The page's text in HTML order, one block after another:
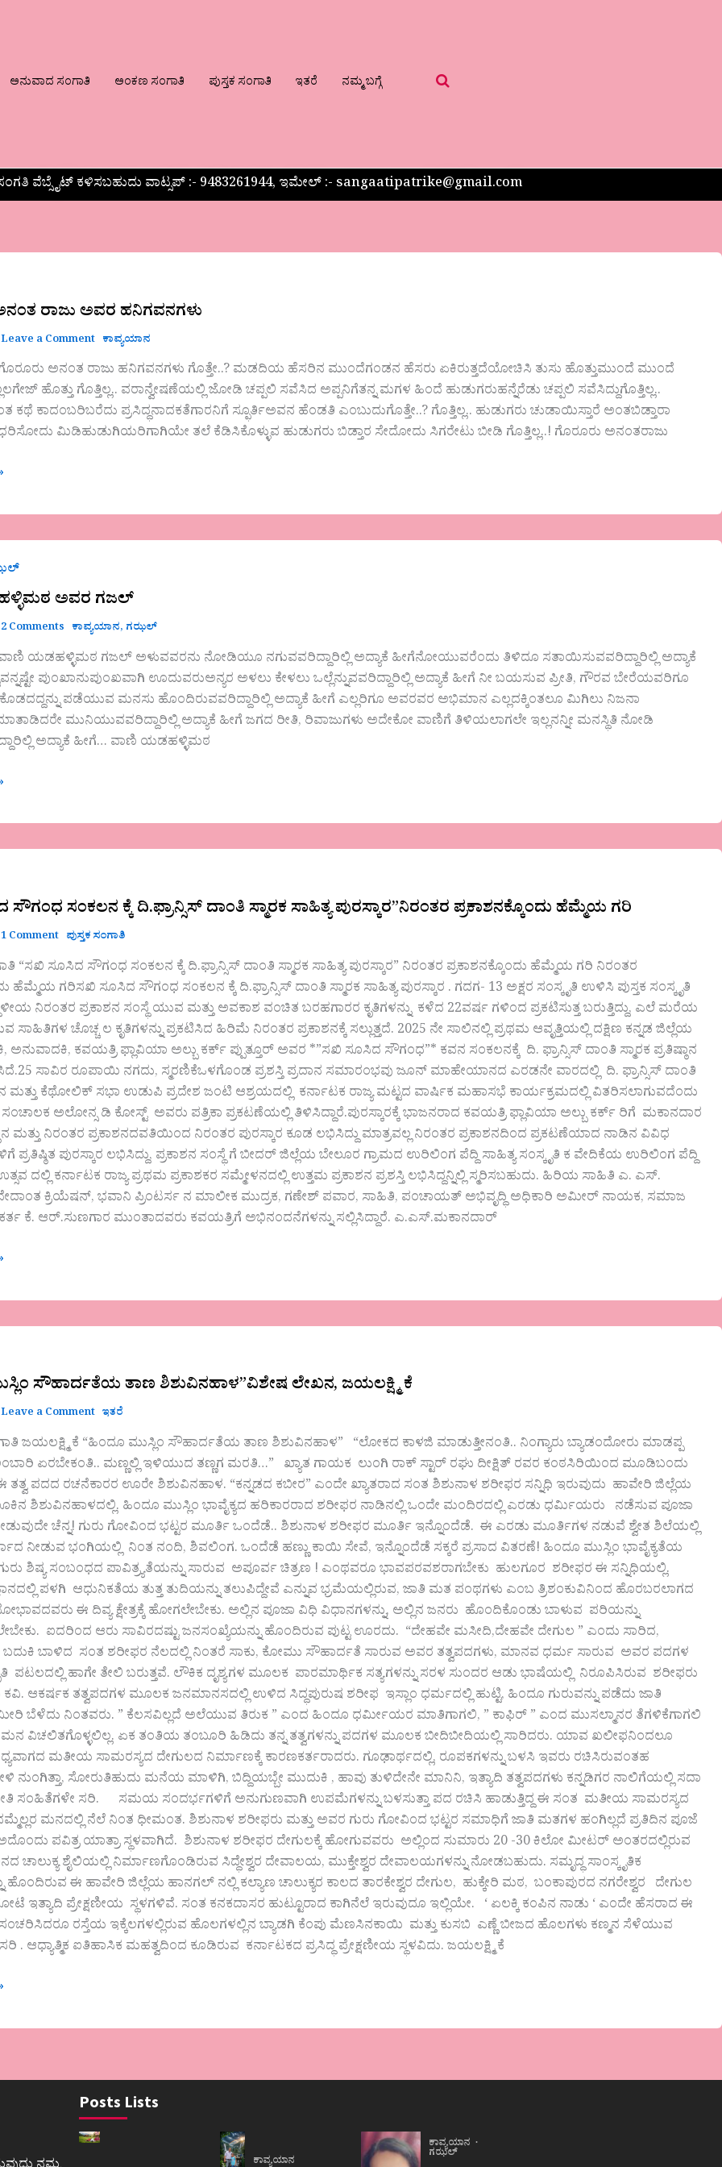
ಅನುವಾದ ಸಂಗಾತಿ ಅಂಕಣ ಸಂಗಾತಿ ಪುಸ್ತಕ ಸಂಗಾತಿ ಇತರೆ ನಮ್ಮ ಬಗ್ಗೆ
ವೆಬ್ಸೈಟ್ ಕಳಿಸಬಹುದು ವಾಟ್ಸಪ್‌ :- 9483261944, ಇಮೇಲ್ :- sangaatipatrike@gmail.com
ರಾಜು ಅವರ ಹನಿಗವನಗಳು
Leave a Comment ಕಾವ್ಯಯಾನ
ಗೊರೂರು ಅನಂತ ರಾಜು ಹನಿಗವನಗಳು ಗೊತ್ತೇ..? ಮಡದಿಯ ಹೆಸರಿನ ಮುಂದೆಗಂಡನ ಹೆಸರು ಏಕಿರುತ್ತದೆಯೋಚಿಸಿ ತುಸು ಹೊತ್ತುಮುಂದೆ ಮುಂದೆ
ಹೊತ್ತು ಗೊತ್ತಿಲ್ಲ.. ವರಾನ್ವೇಷಣೆಯಲ್ಲಿ ಜೋಡಿ ಚಪ್ಪಲಿ ಸವೆಸಿದ ಅಪ್ಪನಿಗೆತನ್ನ ಮಗಳ ಹಿಂದೆ ಹುಡುಗರುಹನ್ನೆರೆಡು ಚಪ್ಪಲಿ ಸವೆಸಿದ್ದುಗೊತ್ತಿಲ್ಲ..
ಕಥೆ ಕಾದಂಬರಿಬರೆದು ಪ್ರಸಿದ್ಧನಾದಕತೆಗಾರನಿಗೆ ಸ್ಫೂರ್ತಿಅವನ ಹೆಂಡತಿ ಎಂಬುದುಗೊತ್ತೇ..? ಗೊತ್ತಿಲ್ಲ.. ಹುಡುಗರು ಚುಡಾಯಿಸ್ತಾರೆ ಅಂತಬಿಡ್ತಾರಾ
ಮಿಡಿಹುಡುಗಿಯರಿಗಾಗಿಯೇ ತಲೆ ಕೆಡಿಸಿಕೊಳ್ಳುವ ಹುಡುಗರು ಬಿಡ್ತಾರ ಸೇದೋದು ಸಿಗರೇಟು ಬೀಡಿ ಗೊತ್ತಿಲ್ಲ..! ಗೊರೂರು ಅನಂತರಾಜು
ಅವರ ಗಜಲ್
2 Comments ಕಾವ್ಯಯಾನ, ಗಝಲ್
ವಾಣಿ ಯಡಹಳ್ಳಿಮಠ ಗಜಲ್ ಅಳುವವರನು ನೋಡಿಯೂ ನಗುವವರಿದ್ದಾರಿಲ್ಲಿ ಅದ್ಯಾಕೆ ಹೀಗೆನೋಯುವರೆಂದು ತಿಳಿದೂ ಸತಾಯಿಸುವವರಿದ್ದಾರಿಲ್ಲಿ ಅದ್ಯಾಕೆ
ಪುಂಖಾನುಪುಂಖವಾಗಿ ಊದುವರುಅನ್ಯರ ಅಳಲು ಕೇಳಲು ಒಲ್ಲೆನ್ನುವವರಿದ್ದಾರಿಲ್ಲಿ ಅದ್ಯಾಕೆ ಹೀಗೆ ನೀ ಬಯಸುವ ಪ್ರೀತಿ, ಗೌರವ ಬೇರೆಯವರಿಗೂ
ಪಡೆಯುವ ಮನಸು ಹೊಂದಿರುವವರಿದ್ದಾರಿಲ್ಲಿ ಅದ್ಯಾಕೆ ಹೀಗೆ ಎಲ್ಲರಿಗೂ ಅವರವರ ಅಭಿಮಾನ ಎಲ್ಲದಕ್ಕಿಂತಲೂ ಮಿಗಿಲು ನಿಜನಾ
ಮುನಿಯುವವರಿದ್ದಾರಿಲ್ಲಿ ಅದ್ಯಾಕೆ ಹೀಗೆ ಜಗದ ರೀತಿ, ರಿವಾಜುಗಳು ಅದೇಕೋ ವಾಣಿಗೆ ತಿಳಿಯಲಾಗಲೇ ಇಲ್ಲನನ್ನೀ ಮನಸ್ಥಿತಿ ನೋಡಿ
ಅದ್ಯಾಕೆ ಹೀಗೆ… ವಾಣಿ ಯಡಹಳ್ಳಿಮಠ
ಸಂಕಲನ ಕ್ಕೆ ದಿ.ಫ್ರಾನ್ಸಿಸ್ ದಾಂತಿ ಸ್ಮಾರಕ ಸಾಹಿತ್ಯ ಪುರಸ್ಕಾರ”ನಿರಂತರ ಪ್ರಕಾಶನಕ್ಕೊಂದು ಹೆಮ್ಮೆಯ ಗರಿ
1 Comment ಪುಸ್ತಕ ಸಂಗಾತಿ
“ಸಖಿ ಸೂಸಿದ ಸೌಗಂಧ ಸಂಕಲನ ಕ್ಕೆ ದಿ.ಫ್ರಾನ್ಸಿಸ್ ದಾಂತಿ ಸ್ಮಾರಕ ಸಾಹಿತ್ಯ ಪುರಸ್ಕಾರ” ನಿರಂತರ ಪ್ರಕಾಶನಕ್ಕೊಂದು ಹೆಮ್ಮೆಯ ಗರಿ ನಿರಂತರ
ಹೆಮ್ಮೆಯ ಗರಿಸಖಿ ಸೂಸಿದ ಸೌಗಂಧ ಸಂಕಲನ ಕ್ಕೆ ದಿ.ಫ್ರಾನ್ಸಿಸ್ ದಾಂತಿ ಸ್ಮಾರಕ ಸಾಹಿತ್ಯ ಪುರಸ್ಕಾರ . ಗದಗ- 13 ಅಕ್ಷರ ಸಂಸ್ಕೃತಿ ಉಳಿಸಿ ಪುಸ್ತಕ ಸಂಸ್ಕೃತಿ
ನಿರಂತರ ಪ್ರಕಾಶನ ಸಂಸ್ಥೆ ಯುವ ಮತ್ತು ಅವಕಾಶ ವಂಚಿತ ಬರಹಗಾರರ ಕೃತಿಗಳನ್ನು ಕಳೆದ 22ವರ್ಷ ಗಳಿಂದ ಪ್ರಕಟಿಸುತ್ತ ಬರುತ್ತಿದ್ದು, ಎಲೆ ಮರೆಯ
ಚೊಚ್ಚ ಲ ಕೃತಿಗಳನ್ನು ಪ್ರಕಟಿಸಿದ ಹಿರಿಮೆ ನಿರಂತರ ಪ್ರಕಾಶನಕ್ಕೆ ಸಲ್ಲುತ್ತದೆ. 2025 ನೇ ಸಾಲಿನಲ್ಲಿ ಪ್ರಥಮ ಆವೃತ್ತಿಯಲ್ಲಿ ದಕ್ಷಿಣ ಕನ್ನಡ ಜಿಲ್ಲೆಯ
ಅನುವಾದಕಿ, ಕವಯತ್ರಿ ಫ್ಲಾವಿಯಾ ಅಲ್ಬು ಕರ್ಕ್ ಪ್ಪುತ್ತೂರ್ ಅವರ *”ಸಖಿ ಸೂಸಿದ ಸೌಗಂಧ”* ಕವನ ಸಂಕಲನಕ್ಕೆ ದಿ. ಫ್ರಾನ್ಸಿಸ್ ದಾಂತಿ ಸ್ಮಾರಕ ಪ್ರತಿಷ್ಠಾನ
ಸಾವಿರ ರೂಪಾಯಿ ನಗದು, ಸ್ಮರಣಿಕೆಒಳಗೊಂಡ ಪ್ರಶಸ್ತಿ ಪ್ರದಾನ ಸಮಾರಂಭವು ಜೂನ್ ಮಾಹೇಯಾನದ ಎರಡನೇ ವಾರದಲ್ಲಿ ದಿ. ಫ್ರಾನ್ಸಿಸ್ ದಾಂತಿ
ಮತ್ತು ಕೆಥೋಲಿಕ್ ಸಭಾ ಉಡುಪಿ ಪ್ರದೇಶ ಜಂಟಿ ಆಶ್ರಯದಲ್ಲಿ ಕರ್ನಾಟಕ ರಾಜ್ಯ ಮಟ್ಟದ ವಾರ್ಷಿಕ ಮಹಾಸಭೆ ಕಾರ್ಯಕ್ರಮದಲ್ಲಿ ವಿತರಿಸಲಾಗುವದೆಂದು
ಅಲೋನ್ಸ ಡಿ ಕೋಸ್ಟ್ ಅವರು ಪತ್ರಿಕಾ ಪ್ರಕಟಣೆಯಲ್ಲಿ ತಿಳಿಸಿದ್ದಾರೆ.ಪುರಸ್ಕಾರಕ್ಕೆ ಭಾಜನರಾದ ಕವಯತ್ರಿ ಫ್ಲಾವಿಯಾ ಅಲ್ಬು ಕರ್ಕ್ ರಿಗೆ ಮಕಾನದಾರ
ಮತ್ತು ನಿರಂತರ ಪ್ರಕಾಶನದವತಿಯಿಂದ ನಿರಂತರ ಪುರಸ್ಕಾರ ಕೂಡ ಲಭಿಸಿದ್ದು ಮಾತ್ರವಲ್ಲ ನಿರಂತರ ಪ್ರಕಾಶನದಿಂದ ಪ್ರಕಟಣೆಯಾದ ನಾಡಿನ ವಿವಿಧ
ಪ್ರತಿಷ್ಠಿತ ಪುರಸ್ಕಾರ ಲಭಿಸಿದ್ದು, ಪ್ರಕಾಶನ ಸಂಸ್ಥೆ ಗೆ ಬೀದರ್ ಜಿಲ್ಲೆಯ ಬೇಲೂರ ಗ್ರಾಮದ ಉರಿಲಿಂಗ ಪೆದ್ದಿ ಸಾಹಿತ್ಯ ಸಂಸ್ಕೃತಿ ಕ ವೇದಿಕೆಯ ಉರಿಲಿಂಗ ಪೆದ್ದಿ
ದಲ್ಲಿ ಕರ್ನಾಟಕ ರಾಜ್ಯ ಪ್ರಥಮ ಪ್ರಕಾಶಕರ ಸಮ್ಮೇಳನದಲ್ಲಿ ಉತ್ತಮ ಪ್ರಕಾಶನ ಪ್ರಶಸ್ತಿ ಲಭಿಸಿದ್ದನ್ನಿಲ್ಲಿ ಸ್ಮರಿಸಬಹುದು. ಹಿರಿಯ ಸಾಹಿತಿ ಎ. ಎಸ್.
ಕ್ರಿಯೆಷನ್, ಭವಾನಿ ಪ್ರಿಂಟರ್ಸ ನ ಮಾಲೀಕ ಮುದ್ರಕ, ಗಣೇಶ್ ಪವಾರ, ಸಾಹಿತಿ, ಪಂಚಾಯತ್ ಅಭಿವೃದ್ಧಿ ಅಧಿಕಾರಿ ಅಮೀರ್ ನಾಯಕ, ಸಮಾಜ
ಕೆ. ಆರ್.ಸುಣಗಾರ ಮುಂತಾದವರು ಕವಯತ್ರಿಗೆ ಅಭಿನಂದನೆಗಳನ್ನು ಸಲ್ಲಿಸಿದ್ದಾರೆ. ಎ.ಎಸ್.ಮಕಾನದಾರ್
ಸೌಹಾರ್ದತೆಯ ತಾಣ ಶಿಶುವಿನಹಾಳ”ವಿಶೇಷ ಲೇಖನ, ಜಯಲಕ್ಷ್ಮಿ ಕೆ
Leave a Comment ಇತರೆ
ಜಯಲಕ್ಷ್ಮಿ ಕೆ “ಹಿಂದೂ ಮುಸ್ಲಿಂ ಸೌಹಾರ್ದತೆಯ ತಾಣ ಶಿಶುವಿನಹಾಳ” “ಲೋಕದ ಕಾಳಜಿ ಮಾಡುತ್ತೀನಂತಿ.. ನಿಂಗ್ಯಾರು ಬ್ಯಾಡಂದೋರು ಮಾಡಪ್ಪ
ಏರಬೇಕಂತಿ.. ಮಣ್ಣಲ್ಲಿ ಇಳಿಯುದ ತಣ್ಣಗ ಮರತಿ…” ಖ್ಯಾತ ಗಾಯಕ ಲುಂಗಿ ರಾಕ್ ಸ್ಟಾರ್ ರಘು ದೀಕ್ಷಿತ್ ರವರ ಕಂಠಸಿರಿಯಿಂದ ಮೂಡಿಬಂದು
ಪದದ ರಚನೆಕಾರರ ಊರೇ ಶಿಶುವಿನಹಾಳ. “ಕನ್ನಡದ ಕಬೀರ” ಎಂದೇ ಖ್ಯಾತರಾದ ಸಂತ ಶಿಶುನಾಳ ಶರೀಫರ ಸನ್ನಿಧಿ ಇರುವುದು ಹಾವೇರಿ ಜಿಲ್ಲೆಯ
ಶಿಶುವಿನಹಾಳದಲ್ಲಿ. ಹಿಂದೂ ಮುಸ್ಲಿಂ ಭಾವೈಕ್ಯದ ಹರಿಕಾರರಾದ ಶರೀಫರ ನಾಡಿನಲ್ಲಿ ಒಂದೇ ಮಂದಿರದಲ್ಲಿ ಎರಡು ಧರ್ಮಿಯರು ನಡೆಸುವ ಪೂಜಾ
ಚೆನ್ನ! ಗುರು ಗೋವಿಂದ ಭಟ್ಟರ ಮೂರ್ತಿ ಒಂದೆಡೆ.. ಶಿಶುನಾಳ ಶರೀಫರ ಮೂರ್ತಿ ಇನ್ನೊಂದೆಡೆ. ಈ ಎರಡು ಮೂರ್ತಿಗಳ ನಡುವೆ ಶ್ವೇತ ಶಿಲೆಯಲ್ಲಿ
ನೀಡುವ ಭಂಗಿಯಲ್ಲಿ ನಿಂತ ನಂದಿ, ಶಿವಲಿಂಗ. ಒಂದೆಡೆ ಹಣ್ಣು ಕಾಯಿ ಸೇವೆ, ಇನ್ನೊಂದೆಡೆ ಸಕ್ಕರೆ ಪ್ರಸಾದ ವಿತರಣೆ! ಹಿಂದೂ ಮುಸ್ಲಿಂ ಭಾವೈಕ್ಯತೆಯ
ಶಿಷ್ಯ ಸಂಬಂಧದ ಪಾವಿತ್ರ್ಯತೆಯನ್ನು ಸಾರುವ ಅಪೂರ್ವ ಚಿತ್ರಣ ! ಎಂಥವರೂ ಭಾವಪರವಶರಾಗಬೇಕು ಹುಲಗೂರ ಶರೀಫರ ಈ ಸನ್ನಿಧಿಯಲ್ಲಿ.
ಪಳಗಿ ಆಧುನಿಕತೆಯ ತುತ್ತ ತುದಿಯನ್ನು ತಲುಪಿದ್ದೇವೆ ಎನ್ನುವ ಭ್ರಮೆಯಲ್ಲಿರುವ, ಜಾತಿ ಮತ ಪಂಥಗಳು ಎಂಬ ತ್ರಿಶಂಕುವಿನಿಂದ ಹೊರಬರಲಾಗದ
ಈ ದಿವ್ಯ ಕ್ಷೇತ್ರಕ್ಕೆ ಹೋಗಲೇಬೇಕು. ಅಲ್ಲಿನ ಪೂಜಾ ವಿಧಿ ವಿಧಾನಗಳನ್ನು, ಅಲ್ಲಿನ ಜನರು ಹೊಂದಿಕೊಂಡು ಬಾಳುವ ಪರಿಯನ್ನು
ಐದರಿಂದ ಆರು ಸಾವಿರದಷ್ಟು ಜನಸಂಖ್ಯೆಯನ್ನು ಹೊಂದಿರುವ ಪುಟ್ಟ ಊರದು. “ದೇಹವೇ ಮಸೀದಿ,ದೇಹವೇ ದೇಗುಲ ” ಎಂದು ಸಾರಿದ,
ಬಾಳಿದ ಸಂತ ಶರೀಫರ ನೆಲದಲ್ಲಿ ನಿಂತರೆ ಸಾಕು, ಕೋಮು ಸೌಹಾರ್ದತೆ ಸಾರುವ ಅವರ ತತ್ವಪದಗಳು, ಮಾನವ ಧರ್ಮ ಸಾರುವ ಅವರ ಪದಗಳ
ಪಟಲದಲ್ಲಿ ಹಾಗೇ ತೇಲಿ ಬರುತ್ತವೆ. ಲೌಕಿಕ ದೃಶ್ಯಗಳ ಮೂಲಕ ಪಾರಮಾರ್ಥಿಕ ಸತ್ಯಗಳನ್ನು ಸರಳ ಸುಂದರ ಆಡು ಭಾಷೆಯಲ್ಲಿ ನಿರೂಪಿಸಿರುವ ಶರೀಫರು
ಆಕರ್ಷಕ ತತ್ವಪದಗಳ ಮೂಲಕ ಜನಮಾನಸದಲ್ಲಿ ಉಳಿದ ಸಿದ್ಧಪುರುಷ ಶರೀಫ ಇಸ್ಲಾಂ ಧರ್ಮದಲ್ಲಿ ಹುಟ್ಟಿ, ಹಿಂದೂ ಗುರುವನ್ನು ಪಡೆದು ಜಾತಿ
ಬೆಳೆದು ನಿಂತವರು. ” ಕೆಲಸವಿಲ್ಲದೆ ಅಲೆಯುವ ತಿರುಕ ” ಎಂದ ಹಿಂದೂ ಧರ್ಮೀಯರ ಮಾತಿಗಾಗಲಿ, ” ಕಾಫಿರ್ ” ಎಂದ ಮುಸಲ್ಮಾನರ ತೆಗಳಿಕೆಗಾಗಲಿ
ವಿಚಲಿತಗೊಳ್ಳಲಿಲ್ಲ. ಏಕ ತಂತಿಯ ತಂಬೂರಿ ಹಿಡಿದು ತನ್ನ ತತ್ವಗಳನ್ನು ಪದಗಳ ಮೂಲಕ ಬೀದಿಬೀದಿಯಲ್ಲಿ ಸಾರಿದರು. ಯಾವ ಖಲೀಫನಿಂದಲೂ
ಮತೀಯ ಸಾಮರಸ್ಯದ ದೇಗುಲದ ನಿರ್ಮಾಣಕ್ಕೆ ಕಾರಣಕರ್ತರಾದರು. ಗೂಢಾರ್ಥದಲ್ಲಿ, ರೂಪಕಗಳನ್ನು ಬಳಸಿ ಇವರು ರಚಿಸಿರುವಂತಹ
ಸೋರುತಿಹುದು ಮನೆಯ ಮಾಳಿಗಿ, ಬಿದ್ದಿಯಬ್ಬೇ ಮುದುಕಿ , ಹಾವು ತುಳಿದೇನೇ ಮಾನಿನಿ, ಇತ್ಯಾದಿ ತತ್ವಪದಗಳು ಕನ್ನಡಿಗರ ನಾಲಿಗೆಯಲ್ಲಿ ಸದಾ
ಸಂಹಿತೆಗಳೇ ಸರಿ. ಸಮಯ ಸಂದರ್ಭಗಳಿಗೆ ಅನುಗುಣವಾಗಿ ಉಪಮೆಗಳನ್ನು ಬಳಸುತ್ತಾ ಪದ ರಚಿಸಿ ಹಾಡುತ್ತಿದ್ದ ಈ ಸಂತ ಮತೀಯ ಸಾಮರಸ್ಯದ
ಮನದಲ್ಲಿ ನೆಲೆ ನಿಂತ ಧೀಮಂತ. ಶಿಶುನಾಳ ಶರೀಫರು ಮತ್ತು ಅವರ ಗುರು ಗೋವಿಂದ ಭಟ್ಟರ ಸಮಾಧಿಗೆ ಜಾತಿ ಮತಗಳ ಹಂಗಿಲ್ಲದೆ ಪ್ರತಿದಿನ ಪೂಜೆ
ಪವಿತ್ರ ಯಾತ್ರಾ ಸ್ಥಳವಾಗಿದೆ. ಶಿಶುನಾಳ ಶರೀಫರ ದೇಗುಲಕ್ಕೆ ಹೋಗುವವರು ಅಲ್ಲಿಂದ ಸುಮಾರು 20 -30 ಕಿಲೋ ಮೀಟರ್ ಅಂತರದಲ್ಲಿರುವ
ಚಾಲುಕ್ಯ ಶೈಲಿಯಲ್ಲಿ ನಿರ್ಮಾಣಗೊಂಡಿರುವ ಸಿದ್ಧೇಶ್ವರ ದೇವಾಲಯ, ಮುಕ್ತೇಶ್ವರ ದೇವಾಲಯಗಳನ್ನು ನೋಡಬಹುದು. ಸಮೃದ್ಧ ಸಾಂಸ್ಕೃತಿಕ
ಈ ಹಾವೇರಿ ಜಿಲ್ಲೆಯ ಹಾನಗಲ್ ನಲ್ಲಿ ಕಲ್ಯಾಣ ಚಾಲುಕ್ಯರ ಕಾಲದ ತಾರಕೇಶ್ವರ ದೇಗುಲ, ಹುಕ್ಕೇರಿ ಮಠ, ಬಂಕಾಪುರದ ನಗರೇಶ್ವರ ದೇಗುಲ
ಇತ್ಯಾದಿ ಪ್ರೇಕ್ಷಣೀಯ ಸ್ಥಳಗಳಿವೆ. ಸಂತ ಕನಕದಾಸರ ಹುಟ್ಟೂರಾದ ಕಾಗಿನೆಲೆ ಇರುವುದೂ ಇಲ್ಲಿಯೇ. ‘ ಏಲಕ್ಕಿ ಕಂಪಿನ ನಾಡು ‘ ಎಂದೇ ಹೆಸರಾದ ಈ
ಸಂಚರಿಸಿದರೂ ರಸ್ತೆಯ ಇಕ್ಕೆಲಗಳಲ್ಲಿರುವ ಹೊಲಗಳಲ್ಲಿನ ಬ್ಯಾಡಗಿ ಕೆಂಪು ಮೆಣಸಿನಕಾಯಿ ಮತ್ತು ಕುಸಬಿ ಎಣ್ಣೆ ಬೀಜದ ಹೊಲಗಳು ಕಣ್ಮನ ಸೆಳೆಯುವ
. ಆಧ್ಯಾತ್ಮಿಕ ಐತಿಹಾಸಿಕ ಮಹತ್ವದಿಂದ ಕೂಡಿರುವ ಕರ್ನಾಟಕದ ಪ್ರಸಿದ್ಧ ಪ್ರೇಕ್ಷಣೀಯ ಸ್ಥಳವಿದು. ಜಯಲಕ್ಷ್ಮಿ ಕೆ
Posts Lists
ಕಾವ್ಯಯಾನ
ಕಾವ್ಯಯಾನ
ಗಝಲ್